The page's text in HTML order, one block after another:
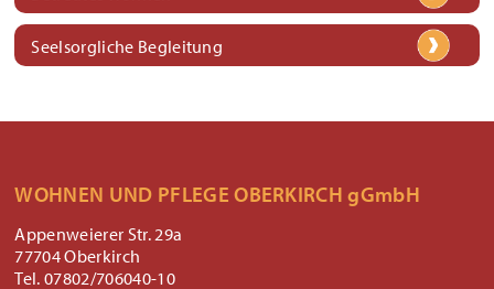
Seelsorgliche Begleitung
WOHNEN UND PFLEGE OBERKIRCH gGmbH
Appenweierer Str. 29a
77704 Oberkirch
Tel. 07802/706040-10